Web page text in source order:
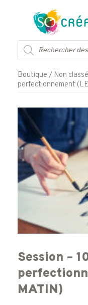
contenu
Boutique / Non classé
perfectionnement
Recherche
de
produits
Session –
MATIN)